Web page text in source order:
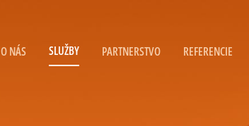
O NÁS SLUŽBY PARTNERSTVO REFERENCIE